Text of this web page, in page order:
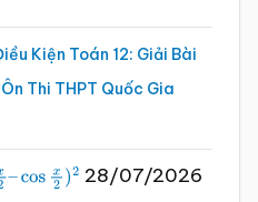
Kiện Toán 12: Giải Bài
Thi THPT Quốc Gia
cosx2 )2 28/07/2026